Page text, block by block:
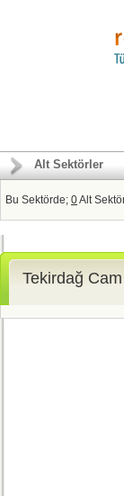
Alt Sektörler
Bu Sektörde; 0Alt
Tekirdağ